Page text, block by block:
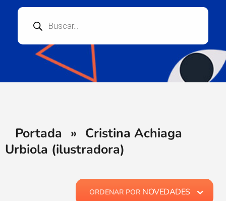
Portada » Cristina Achiaga
Urbiola (ilustradora)
ORDENAR POR NOVEDADES